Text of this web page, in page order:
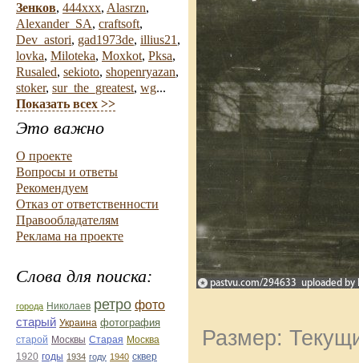
Зенков, 444xxx, Alasrzn,
Alexander_SA, craftsoft,
Dev_astori, gad1973de, illius21 ,
lovka, Miloteka, Moxkot, Pksa,
Rusaled, sekioto, shopenryazan,
stoker, sur_the_greatest, wg...
Показать всех >>
Это важно
О проекте
Вопросы и ответы
Рекомендуем
Отказ от ответственности
Правообладателям
Реклама на проекте
Слова для поиска:
города Николаев ретро фото
старый Украина фотография
старой Москвы Старая Москва
1920 годы 1934 году 1940 сквер
Размер: